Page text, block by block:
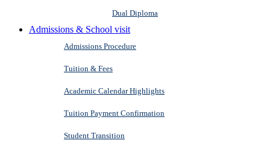
Dual Diploma
Admissions & School visit
Admissions Procedure
Tuition & Fees
Academic Calendar Highlights
Tuition Payment Confirmation
Student Transition